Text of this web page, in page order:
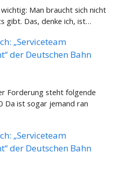
Man braucht sich nicht
gibt. Das, denke ich, ist…
„Serviceteam
der Deutschen Bahn
Forderung steht folgende
Da ist sogar jemand ran
„Serviceteam
der Deutschen Bahn